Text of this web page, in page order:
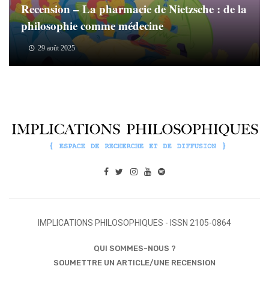
Recension – La pharmacie de Nietzsche : de la
philosophie comme médecine
29 août 2025
IMPLICATIONS PHILOSOPHIQUES - ISSN 2105-0864
QUI SOMMES-NOUS ?
SOUMETTRE UN ARTICLE/UNE RECENSION